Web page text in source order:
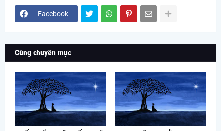
Facebook
Cùng chuyên mục